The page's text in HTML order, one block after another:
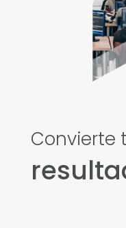
Convierte